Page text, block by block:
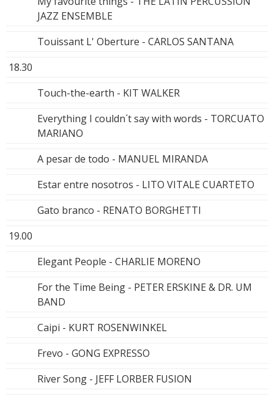
JAZZ ENSEMBLE
Touissant L' Oberture - CARLOS SANTANA
18.30
Touch-the-earth - KIT WALKER
Everything I couldn´t say with words - TORCUATO
MARIANO
A pesar de todo - MANUEL MIRANDA
Estar entre nosotros - LITO VITALE CUARTETO
Gato branco - RENATO BORGHETTI
19.00
Elegant People - CHARLIE MORENO
For the Time Being - PETER ERSKINE & DR. UM
BAND
Caipi - KURT ROSENWINKEL
Frevo - GONG EXPRESSO
River Song - JEFF LORBER FUSION